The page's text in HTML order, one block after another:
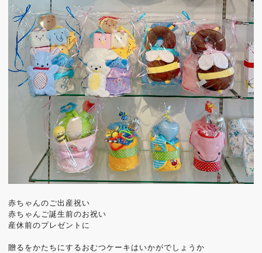
赤ちゃんのご出産祝い
赤ちゃんご誕生前のお祝い
産休前のプレゼントに
贈るをかたちにするおむつケーキはいかがでしょうか